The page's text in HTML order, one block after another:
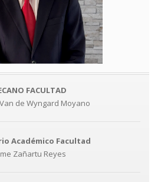
FACULTAD
de Wyngard Moyano
Académico Facultad
Zañartu Reyes